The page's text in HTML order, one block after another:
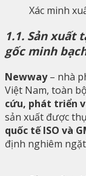
Xác minh
1.1. Sản xuất
gốc minh
Newway– nhà
Việt Nam, toàn
cứu, phát triển
sản xuất được
quốc tế ISO và
định nghiêm